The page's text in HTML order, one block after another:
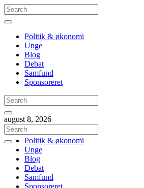
Politik & økonomi
Unge
Blog
Debat
Samfund
Sponsoreret
august 8, 2026
Politik & økonomi
Unge
Blog
Debat
Samfund
Sponsoreret